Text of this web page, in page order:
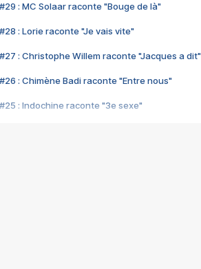
#29 : MC Solaar raconte "Bouge de là"
#28 : Lorie raconte "Je vais vite"
#27 : Christophe Willem raconte "Jacques a dit"
#26 : Chimène Badi raconte "Entre nous"
#25 : Indochine raconte "3e sexe"